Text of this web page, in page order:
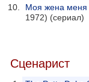
Моя жена меня
1972) (сериал)
Сценарист